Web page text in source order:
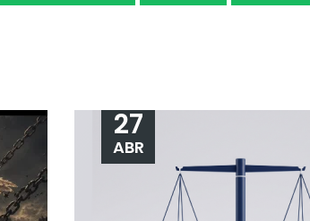
27
ABR